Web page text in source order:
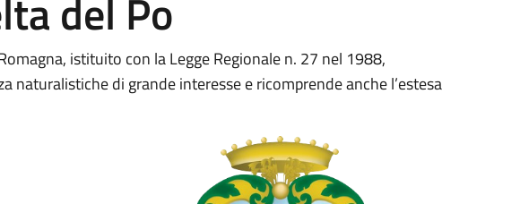
del Po
istituito con la Legge Regionale n. 27 nel 1988,
naturalistiche di grande interesse e ricomprende anche l’estesa